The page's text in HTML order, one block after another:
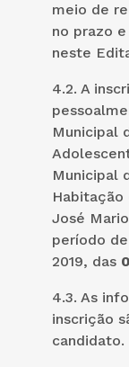
meio de
no prazo
neste
4.2. A
Municipal
Municipal
Habitação
José
período
2019, das
4.3. As
inscrição
candidato.